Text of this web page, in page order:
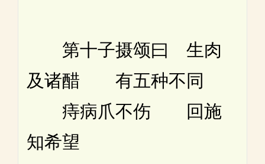
第十子摄颂曰 生肉
及诸醋 有五种不同
痔病爪不伤 回施
知希望